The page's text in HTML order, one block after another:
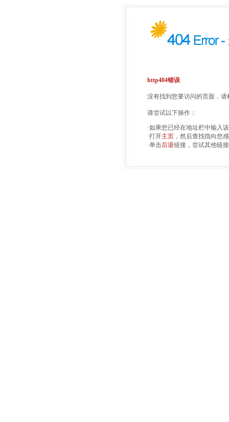
http404错误
没有找到您要访问的页面，
请尝试以下操作：
·如果您已经在地址栏中输入
·打开主页 ，然后查找指向您
·单击后退链接，尝试其他链